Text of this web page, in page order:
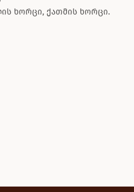
ხორცი, ქათმის ხორცი.